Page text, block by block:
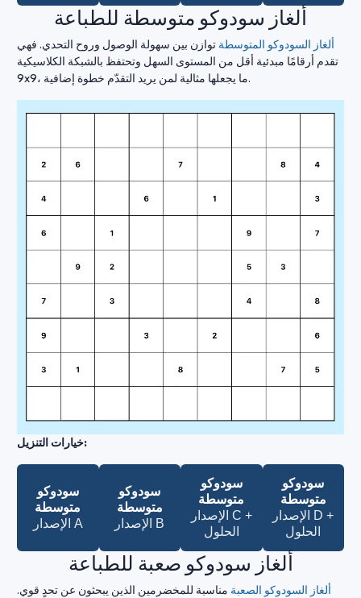
ألغاز سودوكو متوسطة للطباعة
ألغاز السودوكو المتوسطة توازن بين سهولة الوصول وروح التحدي. فهي
تقدم أرقامًا مبدئية أقل من المستوى السهل وتحتفظ بالشبكة الكلاسيكية
9x9، ما يجعلها مثالية لمن يريد التقدّم خطوة إضافية.
خيارات التنزيل:
سودوكو
متوسطة
الإصدار A
سودوكو
متوسطة
الإصدار B
سودوكو
متوسطة
الإصدار C +
الحلول
سودوكو
متوسطة
الإصدار D +
الحلول
ألغاز سودوكو صعبة للطباعة
ألغاز السودوكو الصعبة مناسبة للمخضرمين الذين يبحثون عن تحدٍ قوي.